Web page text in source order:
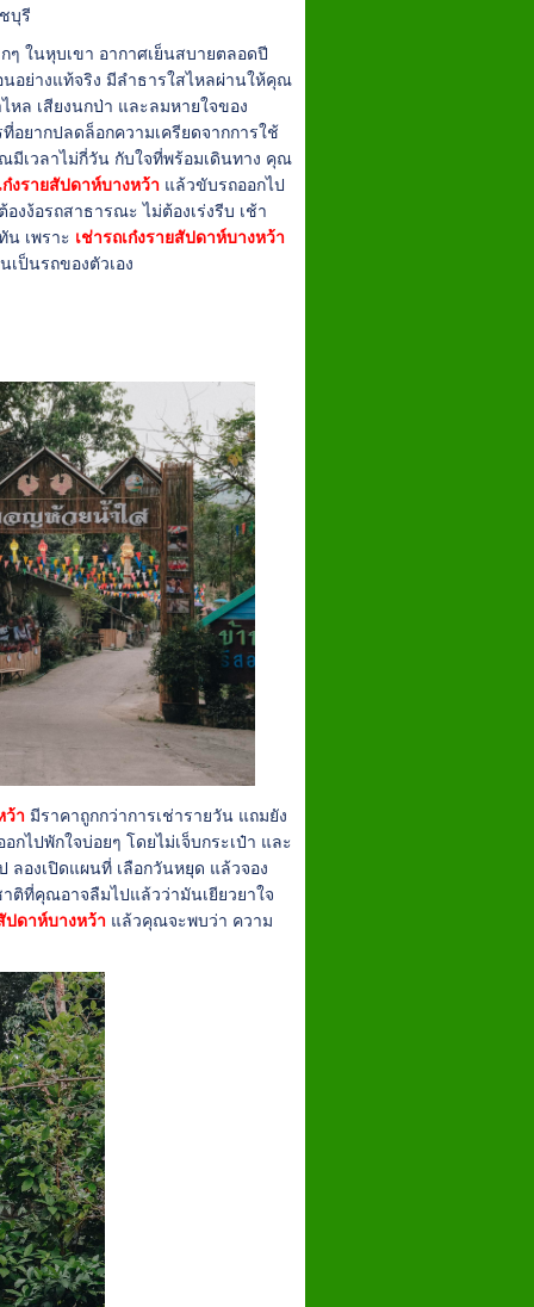
บุรี
ๆ ในหุบเขา อากาศเย็นสบายตลอดปี
นอย่างแท้จริง มีลำธารใสไหลผ่านให้คุณ
หล เสียงนกป่า และลมหายใจของ
อยากปลดล็อกความเครียดจากการใช้
มีเวลาไม่กี่วัน กับใจที่พร้อมเดินทาง คุณ
ก๋งรายสัปดาห์บางหว้า แล้วขับรถออกไป
งง้อรถสาธารณะ ไม่ต้องเร่งรีบ เช้า
น เพราะ เช่ารถเก๋งรายสัปดาห์บางหว้า
ป็นรถของตัวเอง
ว้า มีราคาถูกกว่าการเช่ารายวัน แถมยัง
ไปพักใจบ่อยๆ โดยไม่เจ็บกระเป๋า และ
ลองเปิดแผนที่ เลือกวันหยุด แล้วจอง
ที่คุณอาจลืมไปแล้วว่ามันเยียวยาใจ
ปดาห์บางหว้า แล้วคุณจะพบว่า ความ